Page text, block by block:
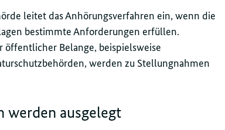
leitet das Anhörungsverfahren ein, wenn die
bestimmte Anforderungen erfüllen.
öffentlicher Belange, beispielsweise
werden zu Stellungnahmen
werden ausgelegt